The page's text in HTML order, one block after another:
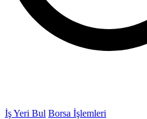
İş Yeri Bul Borsa İşlemleri